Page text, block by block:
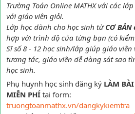
Trường Toán Online MATHX với các
với giáo viên giỏi.
Lớp học dành cho học sinh từCƠ BẢN
hợp với trình độ của từng bạn (có
Sĩ số 8 - 12 học sinh/lớp giúp giáo
tương tác, giáo viên dễ dàng sát sao
học sinh.
Phụ huynh học sinh đăng ký LÀM BÀI
MIỄN PHÍ tại form:
truongtoanmathx.vn/dangkykiemtra